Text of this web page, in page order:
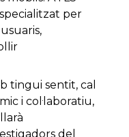
per
tingui sentit, cal
i col·laboratiu,
del